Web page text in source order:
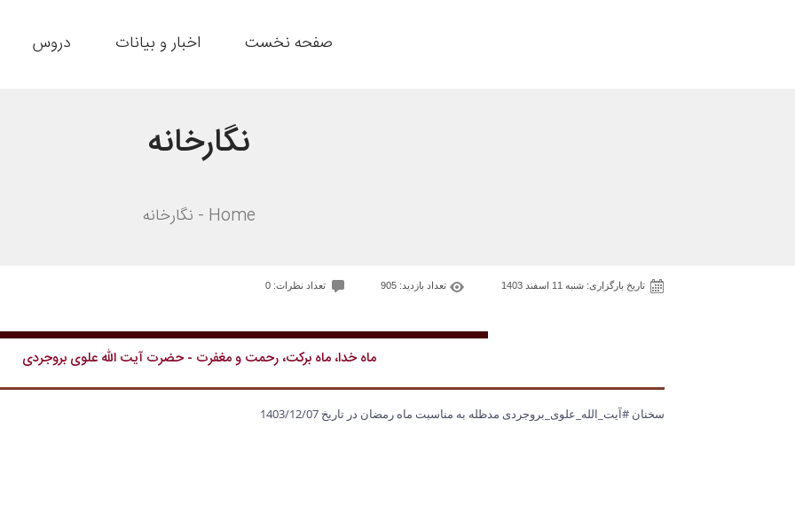
صفحه نخست اخبار و بیانات دروس
نگارخانه
Home نگارخانه
تاریخ بارگزاری: شنبه 11 اسفند 1403 تعداد بازدید: 905 تعداد نظرات: 0
ماه خدا، ماه برکت، رحمت و مغفرت - حضرت آیت الله علوی بروجردی
سخنان #آیت_الله_علوی_بروجردی مدظله به مناسبت ماه رمضان در تاریخ 1403/12/07